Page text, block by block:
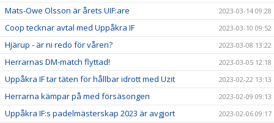
Mats-Owe Olsson är årets UIF:are 2023-03-14 09:28
Coop tecknar avtal med Uppåkra IF 2023-03-10 09:52
Hjärup - är ni redo för våren? 2023-03-08 13:22
Herrarnas DM-match flyttad! 2023-03-05 12:18
Uppåkra IF tar täten för hållbar idrott med Uzit 2023-02-22 13:13
Herrarna kämpar på med försäsongen 2023-02-09 09:13
Uppåkra IF:s padelmästerskap 2023 är avgjort 2023-02-06 09:17